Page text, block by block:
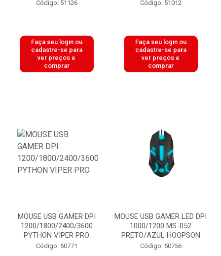
Código: 51126
Faça seu login ou
cadastre-se para
ver preços e
comprar
Código: 51012
Faça seu login ou
cadastre-se para
ver preços e
comprar
MOUSE USB GAMER DPI
1200/1800/2400/3600
PYTHON VIPER PRO
Código: 50771
MOUSE USB GAMER LED DPI
1000/1200 MS-052
PRETO/AZUL HOOPSON
Código: 50756